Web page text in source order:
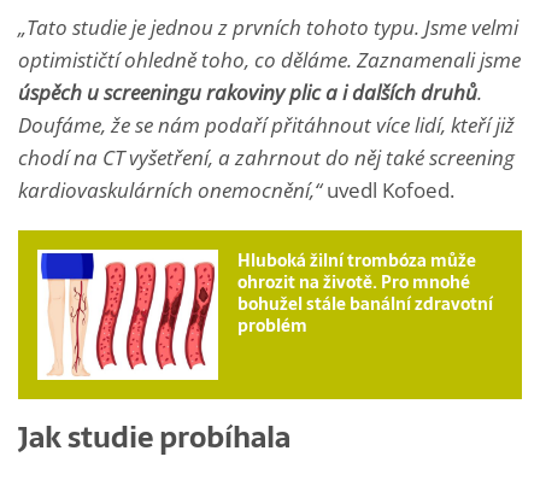
„Tato studie je jednou z prvních tohoto typu. Jsme velmi
optimističtí ohledně toho, co děláme. Zaznamenali jsme
úspěch u screeningu rakoviny plic a i dalších druhů.
Doufáme, že se nám podaří přitáhnout více lidí, kteří již
chodí na CT vyšetření, a zahrnout do něj také screening
kardiovaskulárních onemocnění,“uvedl Kofoed.
Hluboká žilní trombóza může
ohrozit na životě. Pro mnohé
bohužel stále banální zdravotní
problém
Jak studie probíhala